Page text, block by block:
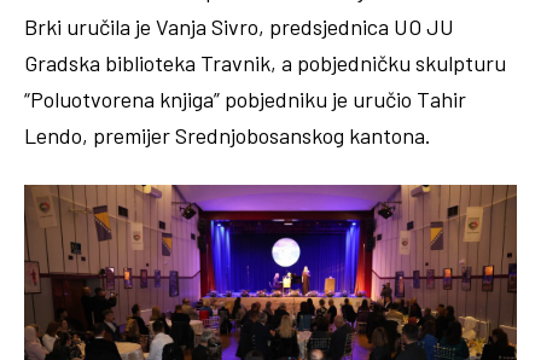
Brki uručila je Vanja Sivro, predsjednica UO JU
Gradska biblioteka Travnik, a pobjedničku skulpturu
“Poluotvorena knjiga” pobjedniku je uručio Tahir
Lendo, premijer Srednjobosanskog kantona.